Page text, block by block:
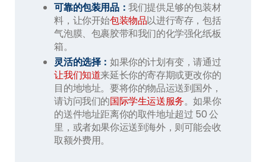
可靠的包装用品：我们提供足够的包装材
料，让你开始包装物品以进行寄存，包括
气泡膜、包裹胶带和我们的化学强化纸板
箱。
灵活的选择：如果你的计划有变，请通过
让我们知道来延长你的寄存期或更改你的
目的地地址。要将你的物品运送到国外，
请访问我们的国际学生运送服务。如果你
的送件地址距离你的取件地址超过 50 公
里，或者如果你运送到海外，则可能会收
取额外费用。